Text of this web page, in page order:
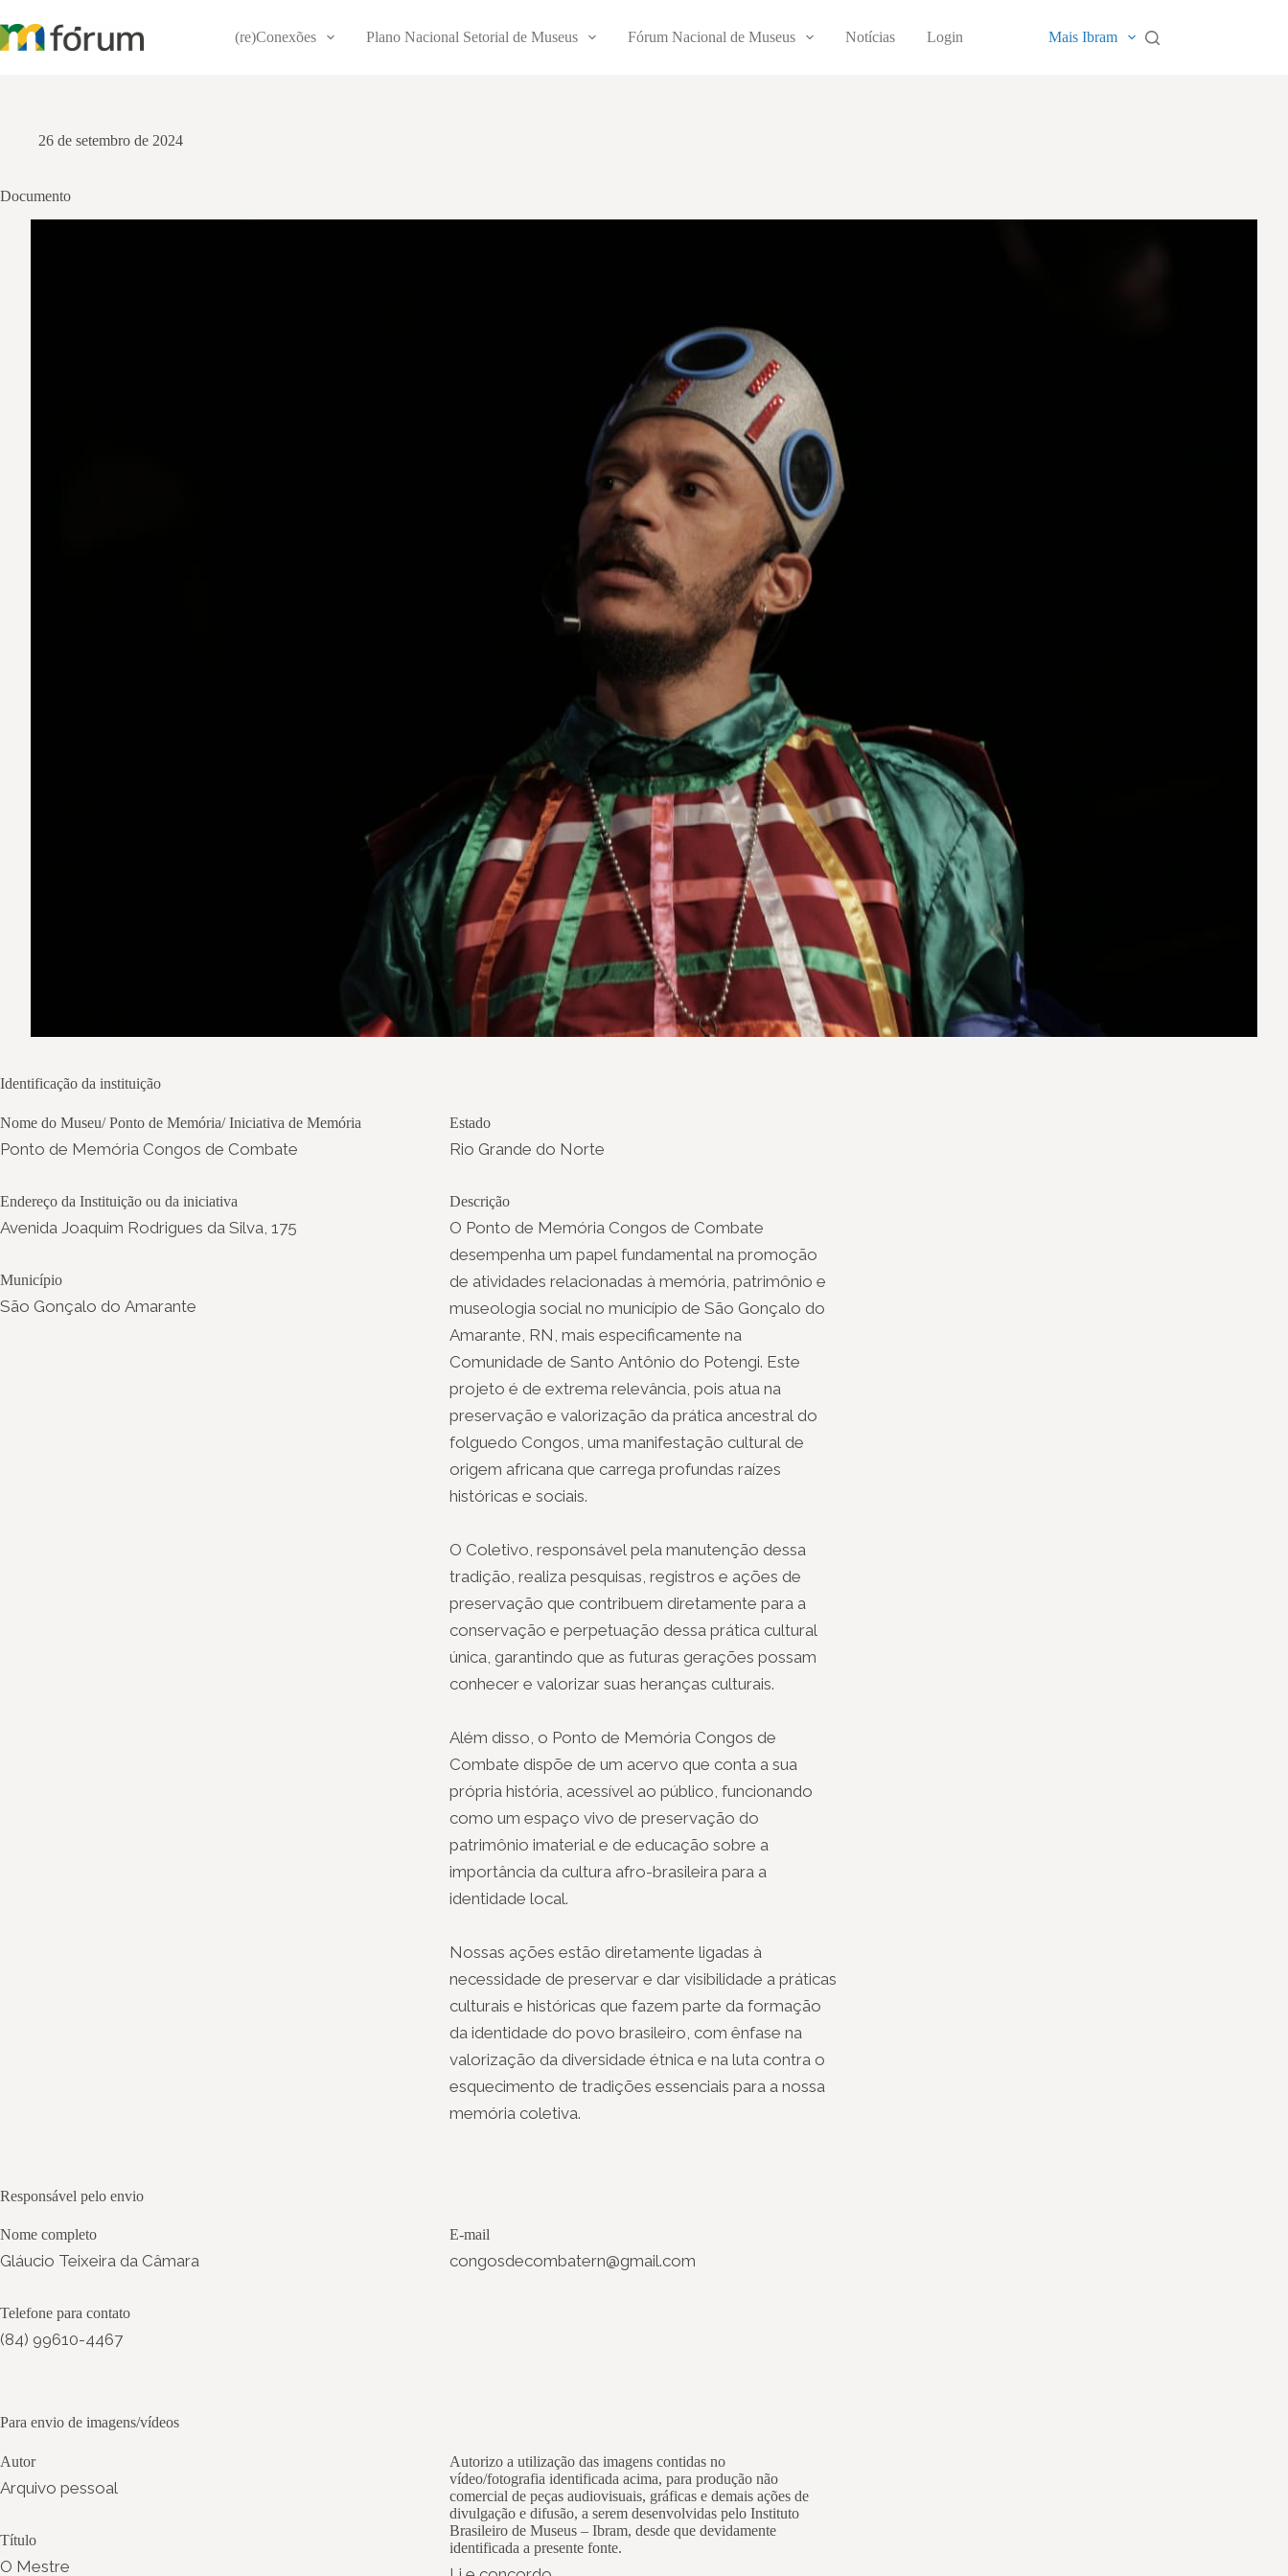
para
o
(re)Conexões Plano Nacional Setorial de Museus Fórum Nacional de Museus Notícias Login Mais Ibram
26 de setembro de 2024
Documento
Identificação da instituição
Nome do Museu/ Ponto de Memória/ Iniciativa de Memória
Ponto de Memória Congos de Combate
Endereço da Instituição ou da iniciativa
Avenida Joaquim Rodrigues da Silva, 175
Município
São Gonçalo do Amarante
Estado
Rio Grande do Norte
Descrição
O Ponto de Memória Congos de Combate
desempenha um papel fundamental na promoção
de atividades relacionadas à memória, patrimônio e
museologia social no município de São Gonçalo do
Amarante, RN, mais especificamente na
Comunidade de Santo Antônio do Potengi. Este
projeto é de extrema relevância, pois atua na
preservação e valorização da prática ancestral do
folguedo Congos, uma manifestação cultural de
origem africana que carrega profundas raízes
históricas e sociais.
O Coletivo, responsável pela manutenção dessa
tradição, realiza pesquisas, registros e ações de
preservação que contribuem diretamente para a
conservação e perpetuação dessa prática cultural
única, garantindo que as futuras gerações possam
conhecer e valorizar suas heranças culturais.
Além disso, o Ponto de Memória Congos de
Combate dispõe de um acervo que conta a sua
própria história, acessível ao público, funcionando
como um espaço vivo de preservação do
patrimônio imaterial e de educação sobre a
importância da cultura afro-brasileira para a
identidade local.
Nossas ações estão diretamente ligadas à
necessidade de preservar e dar visibilidade a práticas
culturais e históricas que fazem parte da formação
da identidade do povo brasileiro, com ênfase na
valorização da diversidade étnica e na luta contra o
esquecimento de tradições essenciais para a nossa
memória coletiva.
Responsável pelo envio
Nome completo
Gláucio Teixeira da Câmara
Telefone para contato
(84) 99610-4467
E-mail
congosdecombatern@gmail.com
Para envio de imagens/vídeos
Autor
Arquivo pessoal
Título
O Mestre
Autorizo a utilização das imagens contidas no
vídeo/fotografia identificada acima, para produção não
comercial de peças audiovisuais, gráficas e demais ações de
divulgação e difusão, a serem desenvolvidas pelo Instituto
Brasileiro de Museus – Ibram, desde que devidamente
identificada a presente fonte.